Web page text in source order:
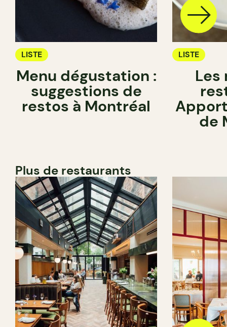
LISTE
Menu dégustation :
suggestions de
restos à Montréal
LISTE
Les
de
Plus de restaurants